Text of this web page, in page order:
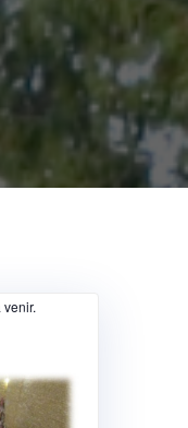
venir.